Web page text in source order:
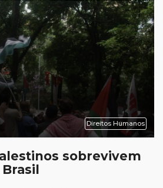
Direitos Humanos
sobrevivem